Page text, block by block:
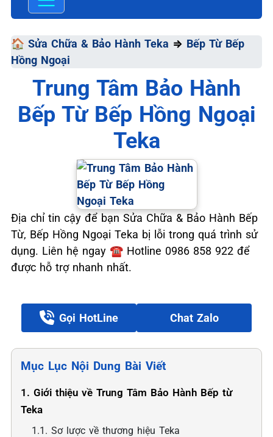
Chất Lượng Tối Ưu - Giá Thành Tối Thiểu - Dịch Vụ Tối
🏠 Sửa Chữa & Bảo Hành Teka ⇒ Bếp Từ Bếp
Hồng Ngoại
Trung Tâm Bảo Hành
Bếp Từ Bếp Hồng Ngoại
Teka
Địa chỉ tin cậy để bạn Sửa Chữa & Bảo Hành Bếp
Từ, Bếp Hồng Ngoại Teka bị lỗi trong quá trình sử
dụng. Liên hệ ngay ☎️ Hotline 0986 858 922 để
được hỗ trợ nhanh nhất.
Gọi HotLine Chat Zalo
Mục Lục Nội Dung Bài Viết
1. Giới thiệu về Trung Tâm Bảo Hành Bếp từ
Teka
1.1. Sơ lược về thương hiệu Teka